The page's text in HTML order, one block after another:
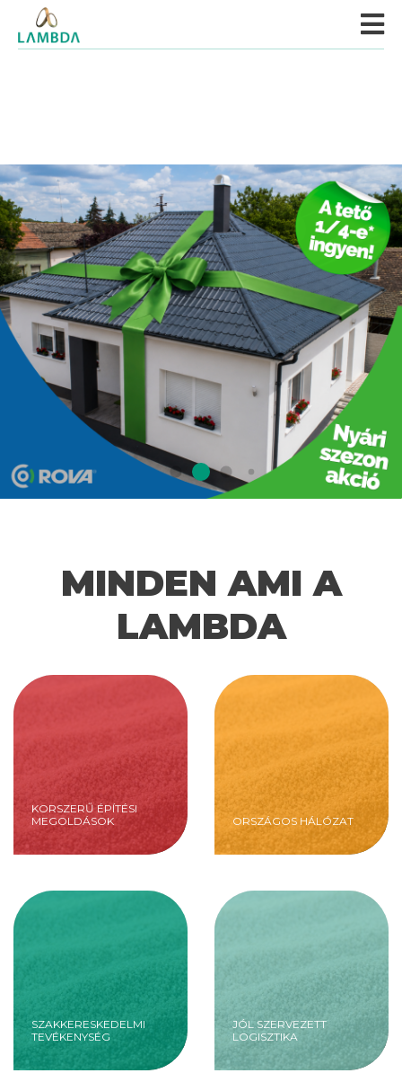
MINDEN AMI A
LAMBDA
KORSZERŰ ÉPÍTÉSI
MEGOLDÁSOK
ORSZÁGOS HÁLÓZAT
SZAKKERESKEDELMI
TEVÉKENYSÉG
JÓL SZERVEZETT
LOGISZTIKA